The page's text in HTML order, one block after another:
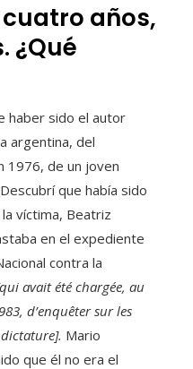
años,
¿Qué
haber sido el autor
argentina, del
1976, de un joven
que había sido
víctima, Beatriz
en el expediente
contra la
avait été chargée, au
d’enquêter sur les
Mario
que él no era el